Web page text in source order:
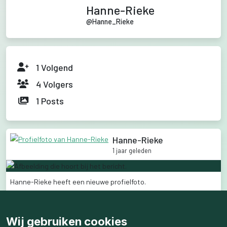
Hanne-Rieke
@Hanne_Rieke
1 Volgend
4 Volgers
1 Posts
Hanne-Rieke
1 jaar geleden
Hanne-Rieke heeft een nieuwe profielfoto.
Wij gebruiken cookies